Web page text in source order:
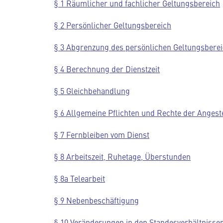
§ 1 Räumlicher und fachlicher Geltungsbereich
§ 2 Persönlicher Geltungsbereich
§ 3 Abgrenzung des persönlichen
§ 4 Berechnung der Dienstzeit
§ 5 Gleichbehandlung
§ 6 Allgemeine Pflichten und Rechte der
§ 7 Fernbleiben vom Dienst
§ 8 Arbeitszeit, Ruhetage, Überstunden
§ 8a Telearbeit
§ 9 Nebenbeschäftigung